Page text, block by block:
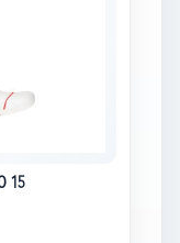
15